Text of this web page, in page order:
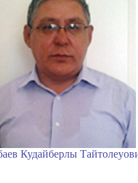
Кудайберлы